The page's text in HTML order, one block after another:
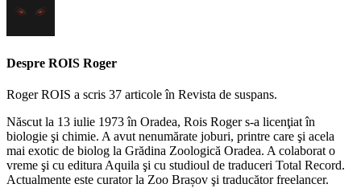
Despre ROIS Roger
Roger ROIS a scris 37 articole în Revista de suspans.
Născut la 13 iulie 1973 în Oradea, Rois Roger s-a licenţiat în
biologie şi chimie. A avut nenumărate joburi, printre care şi acela
mai exotic de biolog la Grădina Zoologică Oradea. A colaborat o
vreme şi cu editura Aquila şi cu studioul de traduceri Total Record.
Actualmente este curator la Zoo Brașov şi traducător freelancer.